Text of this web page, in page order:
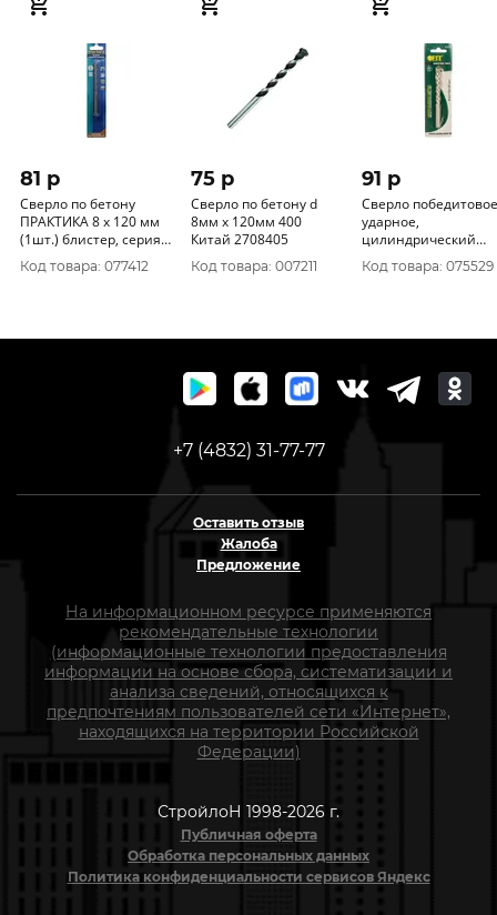
81 p
Сверло по бетону
ПРАКТИКА 8 х 120 мм
(1шт.) блистер, серия
Мастер 034-090
Код товара: 077412
75 p
Сверло по бетону d
8мм х 120мм 400
Китай 2708405
Код товара: 007211
91 p
Сверло победитовое
ударное,
цилиндрический
хвостовик (для
кирпича) 10х120 мм
Код товара: 075529
+7 (4832) 31-77-77
Оставить отзыв
Жалоба
Предложение
На информационном ресурсе применяются
рекомендательные технологии
(информационные технологии предоставления
информации на основе сбора, систематизации и
анализа сведений, относящихся к
предпочтениям пользователей сети «Интернет»,
находящихся на территории Российской
Федерации)
СтройлоН 1998-2026 г.
Публичная оферта
Обработка персональных данных
Политика конфиденциальности сервисов Яндекс